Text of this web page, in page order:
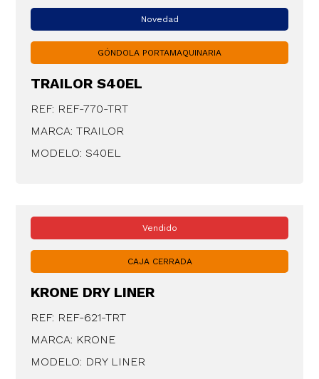
Novedad
GÓNDOLA PORTAMAQUINARIA
TRAILOR S40EL
REF: REF-770-TRT
MARCA: TRAILOR
MODELO: S40EL
Vendido
CAJA CERRADA
KRONE DRY LINER
REF: REF-621-TRT
MARCA: KRONE
MODELO: DRY LINER